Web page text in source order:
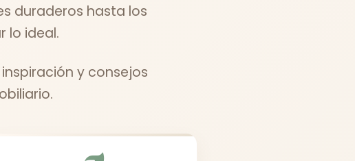
duraderos hasta los
lo ideal.
y consejos